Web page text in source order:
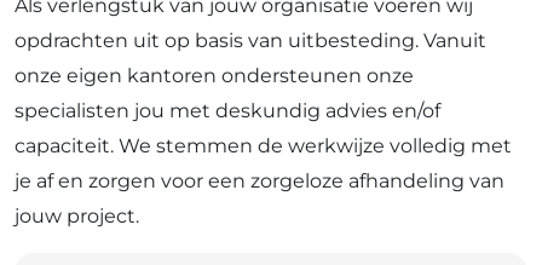
Als verlengstuk van jouw organisatie voeren wij
opdrachten uit op basis van uitbesteding. Vanuit
onze eigen kantoren ondersteunen onze
specialisten jou met deskundig advies en/of
capaciteit. We stemmen de werkwijze volledig met
je af en zorgen voor een zorgeloze afhandeling van
jouw project.